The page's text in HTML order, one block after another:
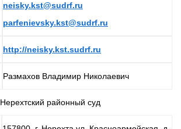
neisky.kst@sudrf.ru
parfenievsky.kst@sudrf.ru
http://neisky.kst.sudrf.ru
Размахов Владимир Николаевич
Нерехтский районный суд